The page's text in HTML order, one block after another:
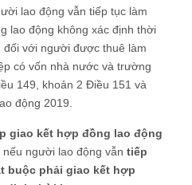
lao động vẫn tiếp tục làm
lao động không xác định thời
với người được thuê làm
có vốn nhà nước và trường
149, khoản 2 Điều 151 và
động 2019.
giao kết hợp đồng lao động
, nếu người lao động vẫn tiếp
buộc phải giao kết hợp